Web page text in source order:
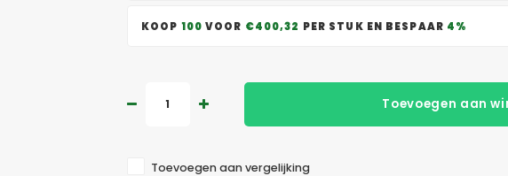
KOOP 100 VOOR €400,32 PER STUK EN BESPAAR 4%
Toevoegen aan
Toevoegen aan vergelijking